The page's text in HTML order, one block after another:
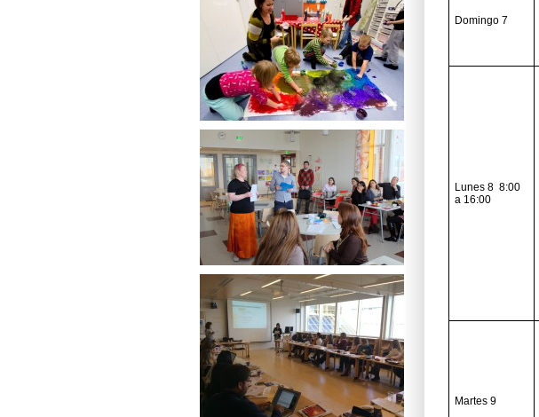
Domingo 7
Lunes 8 8:00
a 16:00
Martes 9